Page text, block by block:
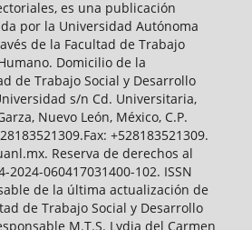
es una publicación
por la Universidad Autónoma
de la Facultad de Trabajo
Domicilio de la
de Trabajo Social y Desarrollo
s/n Cd. Universitaria,
Nuevo León, México, C.P.
+528183521309.
Reserva de derechos al
2024-060417031400-102. ISSN
de la última actualización de
de Trabajo Social y Desarrollo
M.T.S. Lydia del Carmen